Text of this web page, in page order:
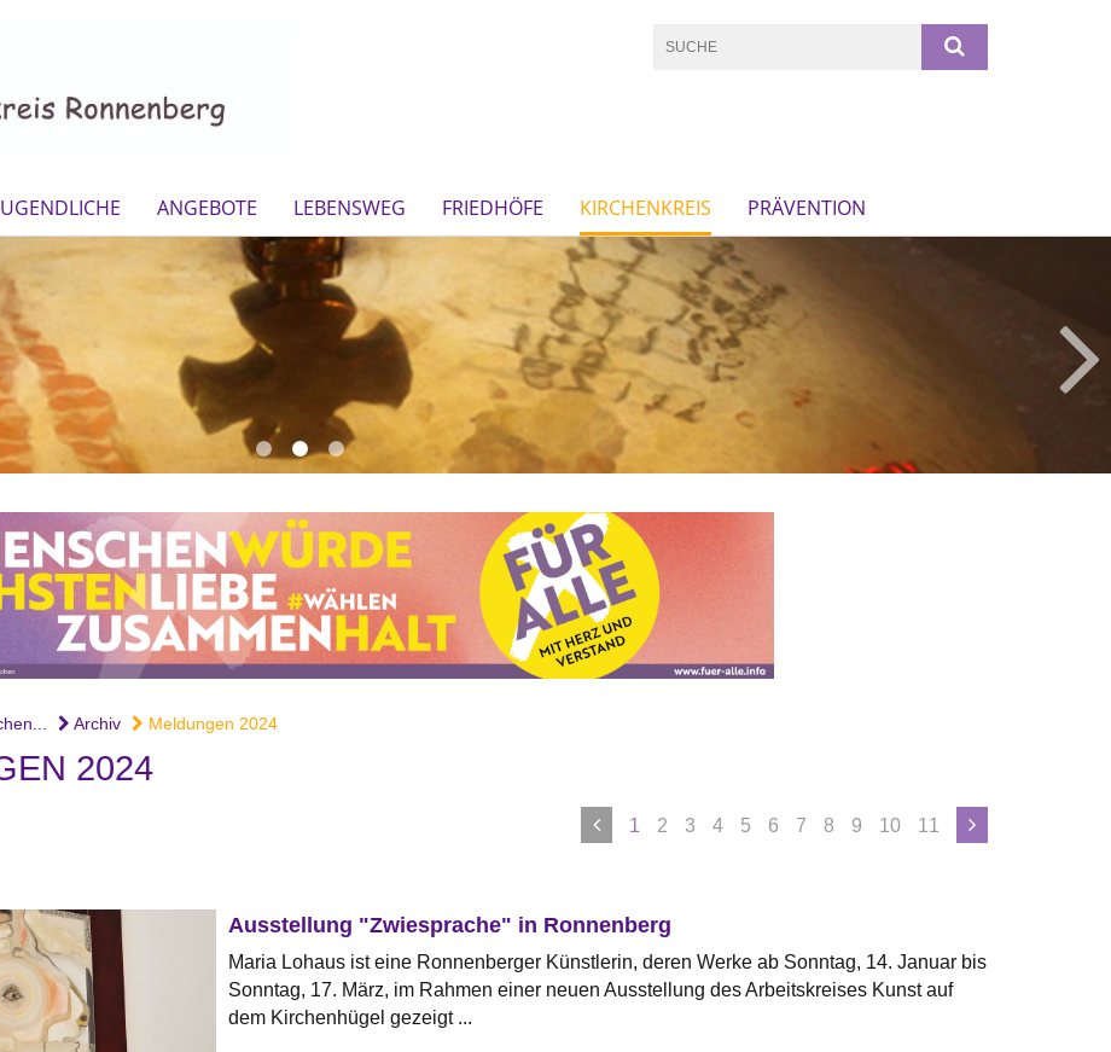
ANGEBOTE LEBENSWEG FRIEDHÖFE KIRCHENKREIS PRÄVENTION
Archiv Meldungen 2024
2024
1 2 3 4 5 6 7 8 9 10 11
Ausstellung "Zwiesprache" in Ronnenberg
Maria Lohaus ist eine Ronnenberger Künstlerin, deren Werke ab Sonntag, 14. Januar bis
Sonntag, 17. März, im Rahmen einer neuen Ausstellung des Arbeitskreises Kunst auf
dem Kirchenhügel gezeigt ...